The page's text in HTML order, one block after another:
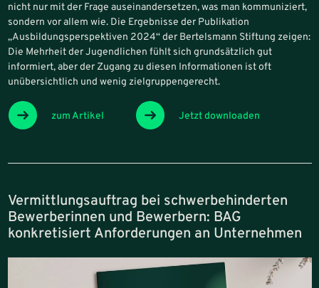
nicht nur mit der Frage auseinandersetzen, was man kommuniziert,
sondern vor allem wie. Die Ergebnisse der Publikation
„Ausbildungsperspektiven 2024“ der Bertelsmann Stiftung zeigen:
Die Mehrheit der Jugendlichen fühlt sich grundsätzlich gut
informiert, aber der Zugang zu diesen Informationen ist oft
unübersichtlich und wenig zielgruppengerecht.
zum Artikel Jetzt downloaden
Vermittlungsauftrag bei schwerbehinderten
Bewerberinnen und Bewerbern: BAG
konkretisiert Anforderungen an Unternehmen